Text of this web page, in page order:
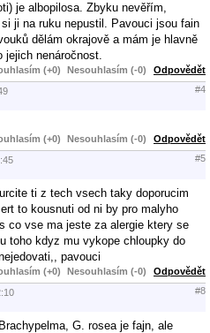
je albopilosa. Zbyku nevěřím,
ji na ruku nepustil. Pavouci jsou fain
dělám okrajově a mám je hlavně
nenáročnost.
(+0) Nesouhlasím (-0) Odpovědět
#4
(+0) Nesouhlasím (-0) Odpovědět
#5
ti z tech vsech taky doporucim
to kousnuti od ni by pro malyho
co vse ma jeste za alergie ktery se
toho kdyz mu vykope chloupky do
pavouci
(+0) Nesouhlasím (-0) Odpovědět
#8
G. rosea je fajn, ale